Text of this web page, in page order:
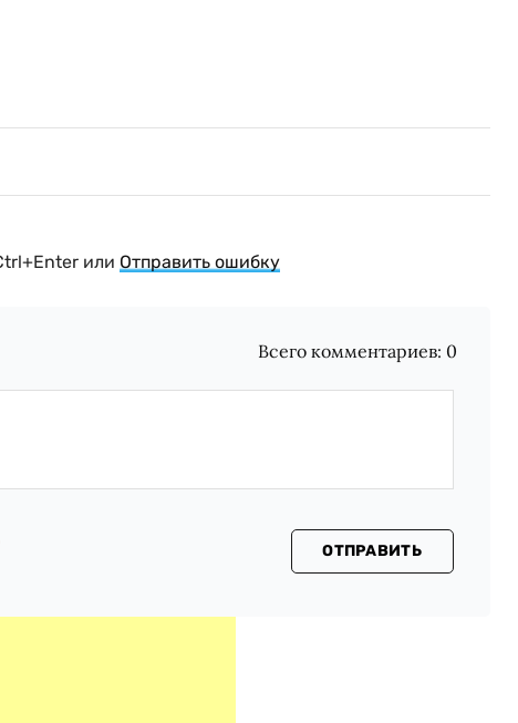
или Отправить ошибку
Всего комментариев: 0
ОТПРАВИТЬ